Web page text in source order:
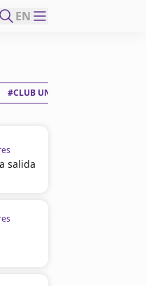
EN
#CLUB UNIVERSITARIO DE
salida